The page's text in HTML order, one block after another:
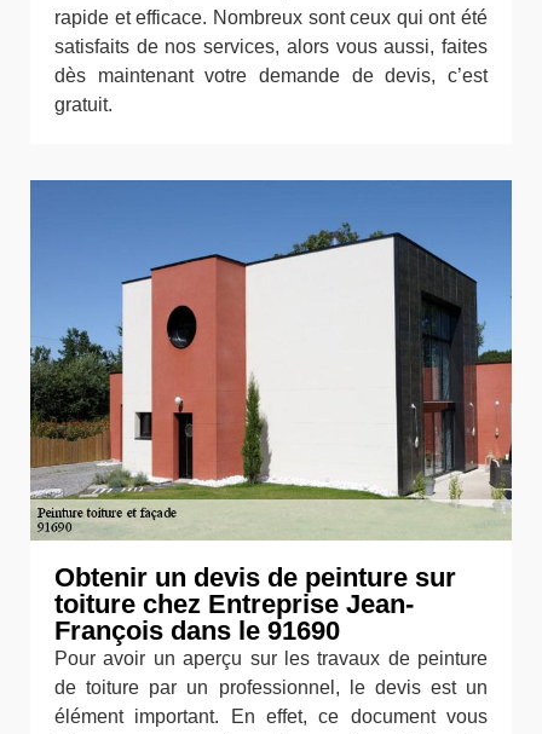
rapide et efficace. Nombreux sont ceux qui ont été
satisfaits de nos services, alors vous aussi, faites
dès maintenant votre demande de devis, c’est
gratuit.
Obtenir un devis de peinture sur
toiture chez Entreprise Jean-
François dans le 91690
Pour avoir un aperçu sur les travaux de peinture
de toiture par un professionnel, le devis est un
élément important. En effet, ce document vous